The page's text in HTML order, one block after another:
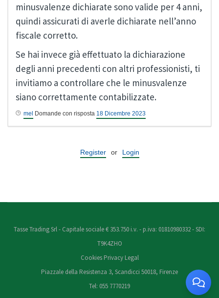
minusvalenze dichiarate sono valide per 4 anni,
quindi assicurati di averle dichiarate nell’anno
fiscale corretto.
Se hai invece già effettuato la dichiarazione
degli anni precedenti con altri professionisti, ti
invitiamo a controllare che le minusvalenze
siano correttamente contabilizzate.
mel Domande con risposta 18 Dicembre 2023
Register or Login
Tasse Trading Srl - Capitale sociale € 353.750 i.v. - p.iva: 01810980332 - SDI:
T9K4ZHO
Cookies Privacy Legal
Piazzale della Resistenza 3, Scandicci 50018, Firenze
Tel: 055 7770219